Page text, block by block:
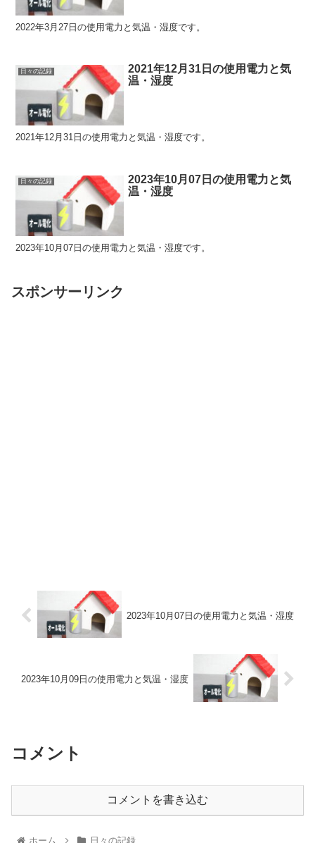
2022年3月27日の使用電力と気温・湿度です。
日々の記録
2021年12月31日の使用電力と気
温・湿度
2021年12月31日の使用電力と気温・湿度です。
日々の記録
2023年10月07日の使用電力と気
温・湿度
2023年10月07日の使用電力と気温・湿度です。
スポンサーリンク
2023年10月07日の使用電力と気温・湿度
2023年10月09日の使用電力と気温・湿度
コメント
コメントを書き込む
ホーム 日々の記録